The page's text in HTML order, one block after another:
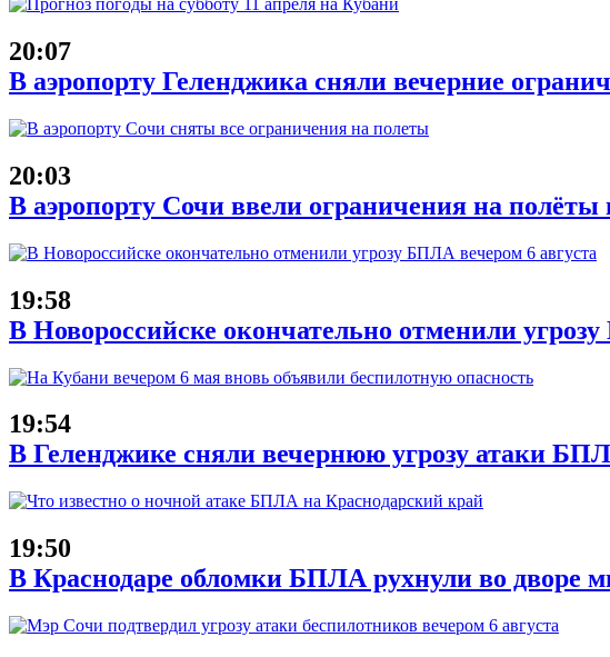
20:07
В аэропорту Геленджика сняли вечерние
20:03
В аэропорту Сочи ввели ограничения на полёты
19:58
В Новороссийске окончательно отменили
19:54
В Геленджике сняли вечернюю угрозу атаки
19:50
В Краснодаре обломки БПЛА рухнули во дворе